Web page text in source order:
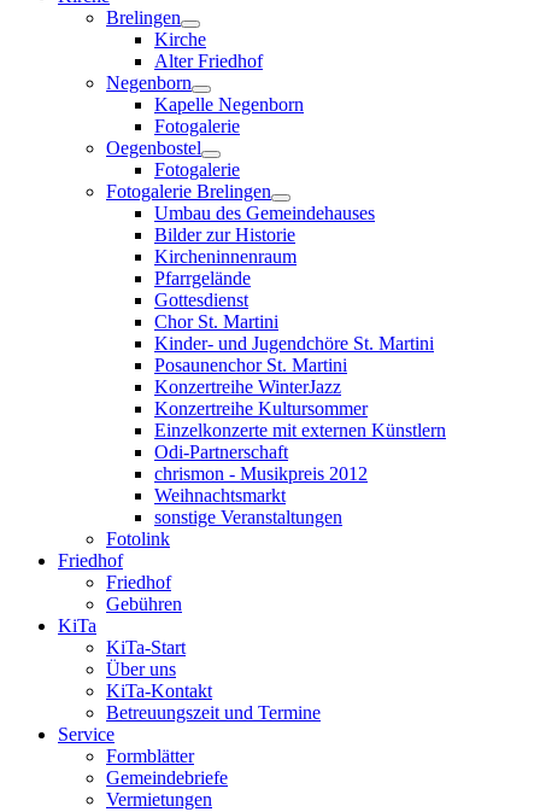
Brelingen
Kirche
Alter Friedhof
Negenborn
Kapelle Negenborn
Fotogalerie
Oegenbostel
Fotogalerie
Fotogalerie Brelingen
Umbau des Gemeindehauses
Bilder zur Historie
Kircheninnenraum
Pfarrgelände
Gottesdienst
Chor St. Martini
Kinder- und Jugendchöre St. Martini
Posaunenchor St. Martini
Konzertreihe WinterJazz
Konzertreihe Kultursommer
Einzelkonzerte mit externen Künstlern
Odi-Partnerschaft
chrismon - Musikpreis 2012
Weihnachtsmarkt
sonstige Veranstaltungen
Fotolink
Friedhof
Friedhof
Gebühren
KiTa
KiTa-Start
Über uns
KiTa-Kontakt
Betreuungszeit und Termine
Service
Formblätter
Gemeindebriefe
Vermietungen